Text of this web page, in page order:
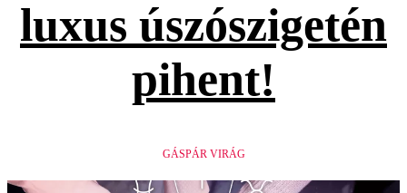
luxus úszószigetén
pihent!
GÁSPÁR VIRÁG